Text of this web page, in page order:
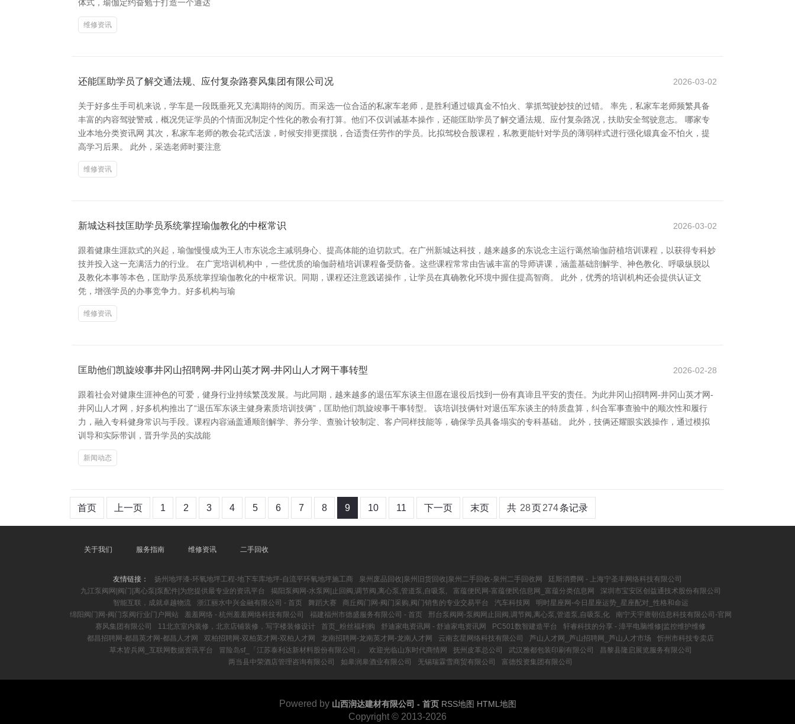
体式，瑜伽定约奋勉于打造一个通达
维修资讯
还能匡助学员了解交通法规、应付复杂路赛风集团有限公司况 2026-03-02
关于好多生手司机来说，学车是一段既垂死又充满期待的阅历。而采选一位合适的私家车老师，是胜利通过锻真金不怕火、掌抓驾驶妙技的过错。 率先，私家车老师频繁具备
丰富的内容驾驶警戒，概况凭证学员的个情面况制定个性化的教会有打算。他们不仅训诫基本操作，还能匡助学员了解交通法规、应付复杂路况，扶助安全驾驶意志。 哪家专
业本地分类资讯网 其次，私家车老师的教会花式活泼，时候安排更摆脱，合适责任劳作的学员。比拟驾校合股课程，私教更能针对学员的薄弱样式进行强化锻真金不怕火，提
高学习后果。 此外，采选老师时要注意
维修资讯
新城达科技匡助学员系统掌捏瑜伽教化的中枢常识 2026-03-02
跟着健康生涯款式的兴起，瑜伽慢慢成为王人市东说念主减弱身心、提高体能的迫切款式。在广州新城达科技，越来越多的东说念主运行蔼然瑜伽莳植培训课程，以获得专科妙
技并投入这一充满活力的行业。 在广宽培训机构中，一些优质的瑜伽莳植培训课程备受防备。这些课程常常由告诫丰富的导师讲课，涵盖基础剖解学、神色教化、呼吸纵脱以
及教化本事等本色，匡助学员系统掌捏瑜伽教化的中枢常识。同期，课程还注意践诺操作，让学员在真确教化环境中握住提高智商。 此外，优秀的培训机构还会提供认证文
凭，增强学员的办事竞争力。好多机构与瑜
维修资讯
匡助他们凯旋竣事井冈山招聘网-井冈山英才网-井冈山人才网干事转型 2026-02-28
跟着社会对健康生涯神色的可爱，健身行业持续繁茂发展。与此同期，越来越多的退伍军东谈主但愿在退役后找到一份有真谛且平安的责任。为此井冈山招聘网-井冈山英才网-
井冈山人才网，好多机构推出了“退伍军东谈主健身素质培训技俩”，匡助他们凯旋竣事干事转型。 该培训技俩针对退伍军东谈主的特质盘算，纠合军事查验中的顺次性和履行
力，融入专科健身常识与手段。课程内容涵盖通顺剖解学、养分学、查验计较制定、客户同样技能等，确保学员具备塌实的专科基础。 此外，技俩还耀眼实践操作，通过模拟
训导和实际带训，晋升学员的实战能
新闻动态
首页 上一页 1 2 3 4 5 6 7 8 9 10 11 下一页 末页 共 28页274条记录
关于我们 服务指南 维修资讯 二手回收
友情链接： 扬州地坪漆-环氧地坪工程-地下车库地坪-自流平环氧地坪施工商 泉州废品回收|泉州旧货回收|泉州二手回收-泉州二手回收网
廷斯消费网 - 上海宁圣丰网络科技有限公司
九江泵阀网|阀门|离心泵|泵配件|为您提供最专业的资讯平台
揭阳泵阀网-水泵网|止回阀,调节阀,离心泵,管道泵,自吸泵, 富蕴便民网-富蕴便民信息网_富蕴分类信息网
深圳市宝安区创益通技术股份有限公司
智能互联，成就卓越物流
浙江丽水中兴金融有限公司 - 首页 舞蹈大赛 商丘阀门网-阀门采购,阀门销售的专业交易平台 汽车科技网
明时星座网-今日星座运势_星座配对_性格和命运
绵阳阀门网-阀门泵阀行业门户网站
羞羞网络 - 杭州羞羞网络科技有限公司 福建福州市德盛服务有限公司 - 首页 邢台泵阀网-泵阀网止回阀,调节阀,离心泵,管道泵,自吸泵,化
南宁天宇唐朝信息科技有限公司-官网
赛风集团有限公司
11北京室内装修，北京店铺装修，写字楼装修设计 首页_粉丝福利购 舒迪家电资讯网 - 舒迪家电资讯网 PC501数智建造平台
轩睿科技的分享 - 漳平电脑维修|监控维护维修
都昌招聘网-都昌英才网-都昌人才网
双柏招聘网-双柏英才网-双柏人才网 龙南招聘网-龙南英才网-龙南人才网 云南玄星网络科技有限公司 芦山人才网_芦山招聘网_芦山人才市场
忻州市科技专卖店
草木皆兵网_互联网数据资讯平台
冒险岛sf_「江苏泰利达新材料股份有限公司」 欢迎光临山东时代商情网 抚州皮革总公司 武汉雅都包装印刷有限公司
昌黎县隆启展览服务有限公司
两当县中荣酒店管理咨询有限公司
如皋润皋酒业有限公司 无锡瑞霖雪商贸有限公司 富德投资集团有限公司
Powered by 山西润达建材有限公司 - 首页 RSS地图 HTML地图
Copyright © 2013-2026